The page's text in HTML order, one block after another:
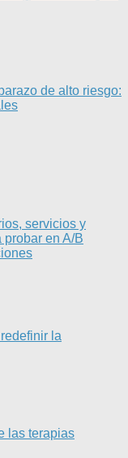
de alto riesgo:
servicios y
en A/B
la
las terapias